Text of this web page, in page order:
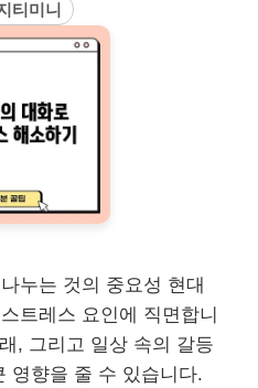
티미니
누는 것의 중요성 현대
트레스 요인에 직면합니
, 그리고 일상 속의 갈등
영향을 줄 수 있습니다.